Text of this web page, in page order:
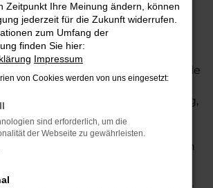
Spyder Fahrzeuge bei
für Stuhr
Spyder ist die perfekte Wahl für alle
und modernes
Ob für den täglichen Arbeitsweg,
oder lange Reisen, der
bietet Komfort, Effizienz und
das sowohl in der Stadt als auch
Zeitpunkt Ihre Meinung ändern, können
jederzeit für die Zukunft widerrufen.
zum Umfang der
finden Sie hier:
Impressum
von Cookies werden von uns eingesetzt:
sind erforderlich, um die
der Webseite zu gewährleisten.